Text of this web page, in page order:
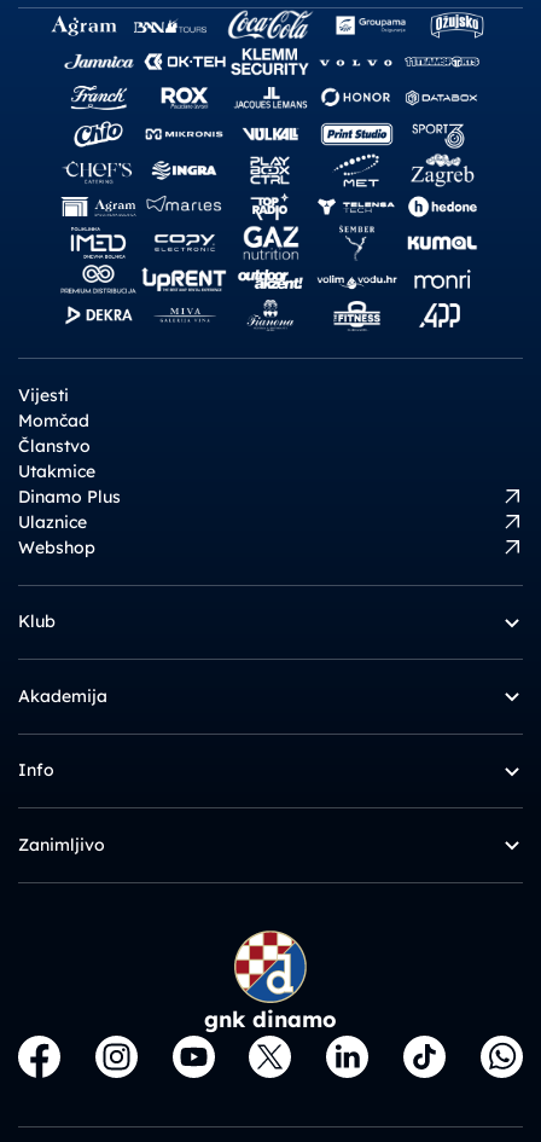
Vijesti
Momčad
Članstvo
Utakmice
Dinamo Plus
Ulaznice
Webshop
Klub
Akademija
Info
Zanimljivo
gnk dinamo